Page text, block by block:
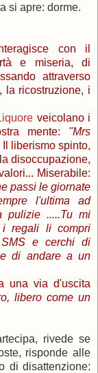
si apre: dorme.
con il
e miseria, di
attraverso
la ricostruzione, i
veicolano i
mente: "Mrs
Il liberismo spinto,
disoccupazione,
Miserabile:
passi le giornate
l'ultima ad
pulizie .....Tu mi
regali li compri
e cerchi di
di andare a un
una via d'uscita
libero come un
rivede se
risponde alle
di disattenzione: